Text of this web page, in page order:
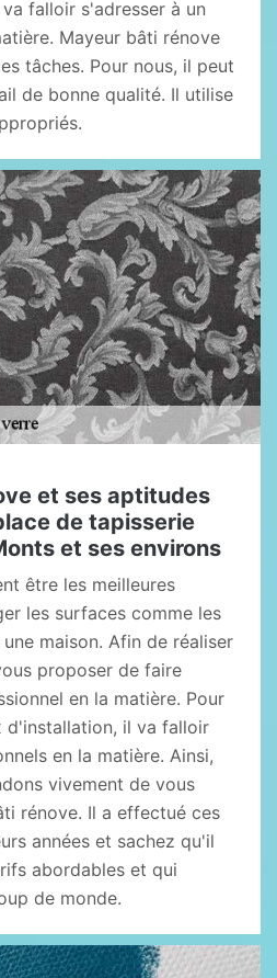
falloir s'adresser à un
Mayeur bâti rénove
tâches. Pour nous, il peut
de bonne qualité. Il utilise
et ses aptitudes
de tapisserie
et ses environs
être les meilleures
les surfaces comme les
maison. Afin de réaliser
proposer de faire
en la matière. Pour
d'installation, il va falloir
en la matière. Ainsi,
vivement de vous
rénove. Il a effectué ces
années et sachez qu'il
abordables et qui
de monde.